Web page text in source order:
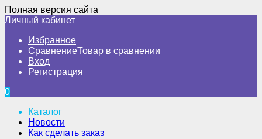
Полная версия сайта
Личный кабинет
Избранное
СравнениеТовар в сравнении
Вход
Регистрация
0
Каталог
Новости
Как сделать заказ